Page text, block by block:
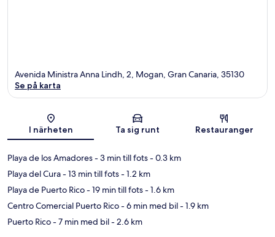
Karta
Avenida Ministra Anna Lindh, 2, Mogan, Gran Canaria, 35130
Se på karta
I närheten Ta sig runt Restauranger
Playa de los Amadores- 3 min till fots- 0.3 km
Playa del Cura- 13 min till fots- 1.2 km
Playa de Puerto Rico- 19 min till fots- 1.6 km
Centro Comercial Puerto Rico- 6 min med bil- 1.9 km
Puerto Rico- 7 min med bil- 2.6 km